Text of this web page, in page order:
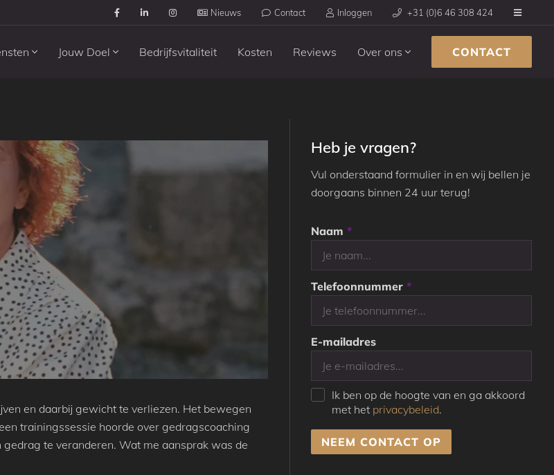
Nieuws Contact Inloggen +31 (0)6 46 308 424
Jouw Doel Bedrijfsvitaliteit Kosten Reviews Over ons CONTACT
en daarbij gewicht te verliezen. Het bewegen
trainingssessie hoorde over gedragscoaching
te veranderen. Wat me aansprak was de
Heb je vragen?
Vul onderstaand formulier in en wij bellen je
doorgaans binnen 24 uur terug!
Naam *
Telefoonnummer *
E-mailadres
Ik ben op de hoogte van en ga akkoord
met het privacybeleid.
NEEM CONTACT OP